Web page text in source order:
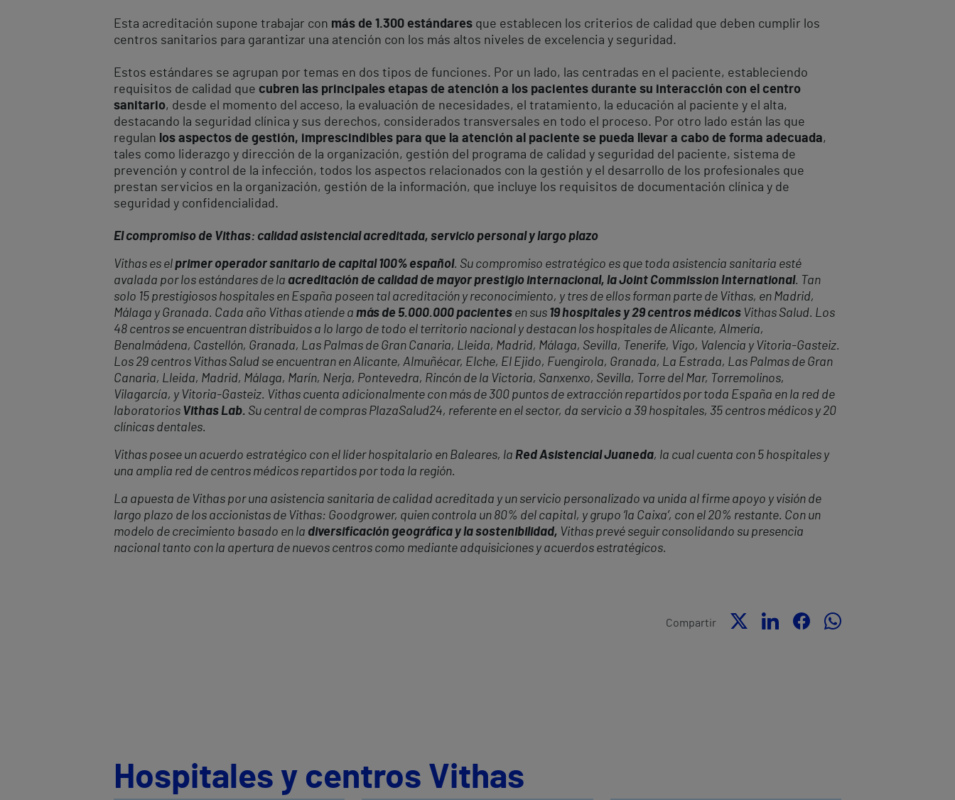
Esta acreditación supone trabajar con más de 1.300 estándares que establecen los criterios de calidad que deben cumplir los
centros sanitarios para garantizar una atención con los más altos niveles de excelencia y seguridad.
Estos estándares se agrupan por temas en dos tipos de funciones. Por un lado, las centradas en el paciente, estableciendo
requisitos de calidad que cubren las principales etapas de atención a los pacientes durante su interacción con el centro
sanitario, desde el momento del acceso, la evaluación de necesidades, el tratamiento, la educación al paciente y el alta,
destacando la seguridad clínica y sus derechos, considerados transversales en todo el proceso. Por otro lado están las que
regulan los aspectos de gestión, imprescindibles para que la atención al paciente se pueda llevar a cabo de forma adecuada,
tales como liderazgo y dirección de la organización, gestión del programa de calidad y seguridad del paciente, sistema de
prevención y control de la infección, todos los aspectos relacionados con la gestión y el desarrollo de los profesionales que
prestan servicios en la organización, gestión de la información, que incluye los requisitos de documentación clínica y de
seguridad y confidencialidad.
El compromiso de Vithas: calidad asistencial acreditada, servicio personal y largo plazo
Vithas es elprimer operador sanitario de capital 100% español. Su compromiso estratégico es que toda asistencia sanitaria esté
avalada por los estándares de la acreditación de calidad de mayor prestigio internacional, la Joint Commission International. Tan
solo 15 prestigiosos hospitales en España poseen tal acreditación y reconocimiento, y tres de ellos forman parte de Vithas, en Madrid,
Málaga y Granada. Cada año Vithas atiende a más de 5.000.000 pacientes en sus 19 hospitales y 29 centros médicos Vithas Salud. Los
48 centros se encuentran distribuidos a lo largo de todo el territorio nacional y destacan los hospitales de Alicante, Almería,
Benalmádena, Castellón, Granada, Las Palmas de Gran Canaria, Lleida, Madrid, Málaga, Sevilla, Tenerife, Vigo, Valencia y Vitoria-Gasteiz.
Los 29 centros Vithas Salud se encuentran en Alicante, Almuñécar, Elche, El Ejido, Fuengirola, Granada, La Estrada, Las Palmas de Gran
Canaria, Lleida, Madrid, Málaga, Marín, Nerja, Pontevedra, Rincón de la Victoria, Sanxenxo, Sevilla, Torre del Mar, Torremolinos,
Vilagarcía, y Vitoria-Gasteiz. Vithas cuenta adicionalmente con más de 300 puntos de extracción repartidos por toda España en la red de
laboratorios Vithas Lab. Su central de compras PlazaSalud24, referente en el sector, da servicio a 39 hospitales, 35 centros médicos y 20
clínicas dentales.
Vithas posee un acuerdo estratégico con el líder hospitalario en Baleares, la Red Asistencial Juaneda, la cual cuenta con 5 hospitales y
una amplia red de centros médicos repartidos por toda la región.
La apuesta de Vithas por una asistencia sanitaria de calidad acreditada y un servicio personalizado va unida al firme apoyo y visión de
largo plazo de los accionistas de Vithas: Goodgrower, quien controla un 80% del capital, y grupo ‘la Caixa’, con el 20% restante. Con un
modelo de crecimiento basado en la diversificación geográfica y la sostenibilidad, Vithas prevé seguir consolidando su presencia
nacional tanto con la apertura de nuevos centros como mediante adquisiciones y acuerdos estratégicos.
Compartir
Hospitales y centros Vithas